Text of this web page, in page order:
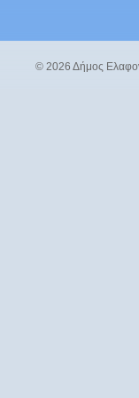
© 2026 Δήμος